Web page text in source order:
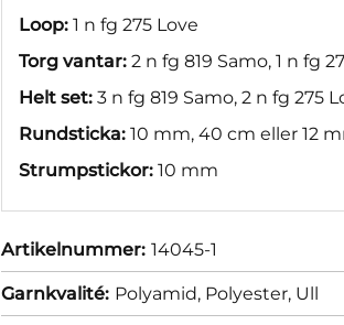
Loop: 1 n fg 275 Love
Torg vantar: 2 n fg 819 Samo, 1 n fg
Helt set: 3 n fg 819 Samo, 2 n fg 275
Rundsticka: 10 mm, 40 cm eller 12
Strumpstickor: 10 mm
Artikelnummer: 14045-1
Garnkvalité: Polyamid, Polyester, Ull